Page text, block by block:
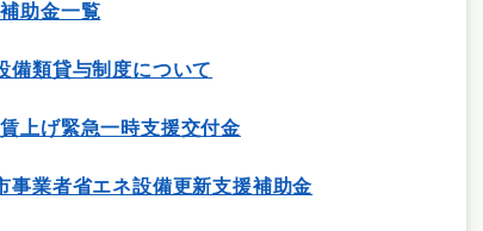
助金一覧
類貸与制度について
上げ緊急一時支援交付金
事業者省エネ設備更新支援補助金